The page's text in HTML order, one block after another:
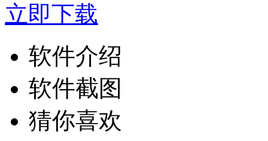
立即下载
软件介绍
软件截图
猜你喜欢